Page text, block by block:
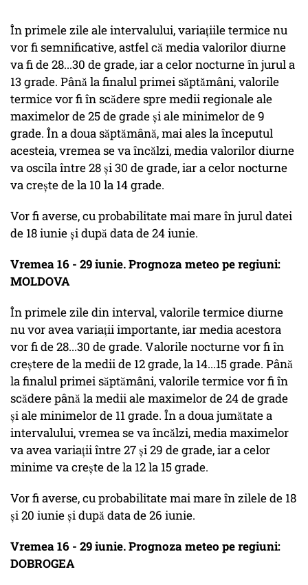
În primele zile ale intervalului, variațiile termice nu
vor fi semnificative, astfel că media valorilor diurne
va fi de 28...30 de grade, iar a celor nocturne în jurul a
13 grade. Până la finalul primei săptămâni, valorile
termice vor fi în scădere spre medii regionale ale
maximelor de 25 de grade și ale minimelor de 9
grade. În a doua săptămână, mai ales la începutul
acesteia, vremea se va încălzi, media valorilor diurne
va oscila între 28 și 30 de grade, iar a celor nocturne
va crește de la 10 la 14 grade.
Vor fi averse, cu probabilitate mai mare în jurul datei
de 18 iunie și după data de 24 iunie.
Vremea 16 - 29 iunie. Prognoza meteo pe regiuni:
MOLDOVA
În primele zile din interval, valorile termice diurne
nu vor avea variații importante, iar media acestora
vor fi de 28...30 de grade. Valorile nocturne vor fi în
creștere de la medii de 12 grade, la 14...15 grade. Până
la finalul primei săptămâni, valorile termice vor fi în
scădere până la medii ale maximelor de 24 de grade
și ale minimelor de 11 grade. În a doua jumătate a
intervalului, vremea se va încălzi, media maximelor
va avea variații între 27 și 29 de grade, iar a celor
minime va crește de la 12 la 15 grade.
Vor fi averse, cu probabilitate mai mare în zilele de 18
și 20 iunie și după data de 26 iunie.
Vremea 16 - 29 iunie. Prognoza meteo pe regiuni:
DOBROGEA